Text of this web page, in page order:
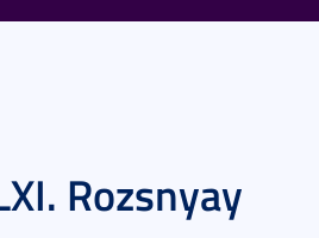
Rozsnyay